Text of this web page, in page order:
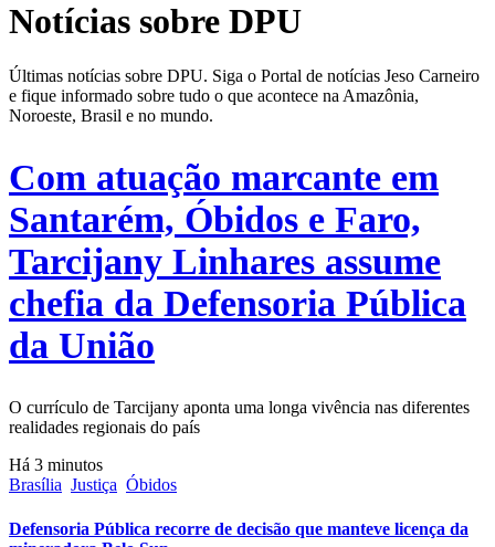
Notícias sobre DPU
Últimas notícias sobre DPU. Siga o Portal de notícias Jeso Carneiro
e fique informado sobre tudo o que acontece na Amazônia,
Noroeste, Brasil e no mundo.
Com atuação marcante em
Santarém, Óbidos e Faro,
Tarcijany Linhares assume
chefia da Defensoria Pública
da União
O currículo de Tarcijany aponta uma longa vivência nas diferentes
realidades regionais do país
Há 3 minutos
Brasília Justiça Óbidos
Defensoria Pública recorre de decisão que manteve licença da